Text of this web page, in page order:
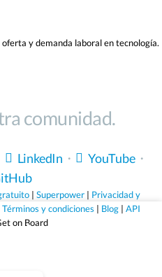
valen la pena.
y demanda laboral en tecnología.
comunidad.
LinkedIn ・ YouTube・
| Superpower | Privacidad y
Términos y condiciones | Blog| API
on Board